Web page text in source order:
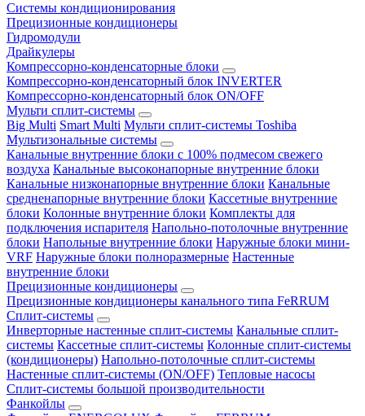
Системы кондиционирования
Прецизионные кондиционеры
Гидромодули
Драйкулеры
Компрессорно-конденсаторные блоки
Компрессорно-конденсаторный блок INVERTER
Компрессорно-конденсаторный блок ON/OFF
Мульти сплит-системы
Big Multi Smart Multi Мульти сплит-системы Toshiba
Мультизональные системы
Канальные внутренние блоки с 100% подмесом свежего
воздуха Канальные высоконапорные внутренние блоки
Канальные низконапорные внутренние блоки Канальные
средненапорные внутренние блоки Кассетные внутренние
блоки Колонные внутренние блоки Комплекты для
подключения испарителя Напольно-потолочные внутренние
блоки Напольные внутренние блоки Наружные блоки мини-
VRF Наружные блоки полноразмерные Настенные
внутренние блоки
Прецизионные кондиционеры
Прецизионные кондиционеры канального типа FeRRUM
Сплит-системы
Инверторные настенные сплит-системы Канальные сплит-
системы Кассетные сплит-системы Колонные сплит-системы
(кондиционеры) Напольно-потолочные сплит-системы
Настенные сплит-системы (ON/OFF) Тепловые насосы
Сплит-системы большой производительности
Фанкойлы